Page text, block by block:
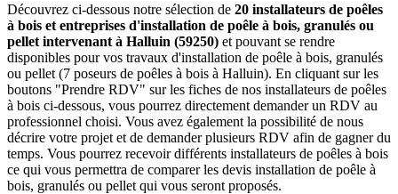
Découvrez ci-dessous notre sélection de 20 installateurs de poêles
à bois et entreprises d'installation de poêle à bois, granulés ou
pellet intervenant à Halluin (59250) et pouvant se rendre
disponibles pour vos travaux d'installation de poêle à bois, granulés
ou pellet (7 poseurs de poêles à bois à Halluin). En cliquant sur les
boutons "Prendre RDV" sur les fiches de nos installateurs de poêles
à bois ci-dessous, vous pourrez directement demander un RDV au
professionnel choisi. Vous avez également la possibilité de nous
décrire votre projet et de demander plusieurs RDV afin de gagner du
temps. Vous pourrez recevoir différents installateurs de poêles à bois
ce qui vous permettra de comparer les devis installation de poêle à
bois, granulés ou pellet qui vous seront proposés.